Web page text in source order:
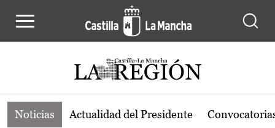
Noticias de la región de Castilla-La
Noticias Actualidad del Presidente